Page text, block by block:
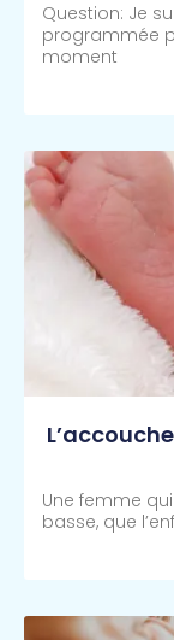
Question: Je
programmée
moment
Une femme
basse, que